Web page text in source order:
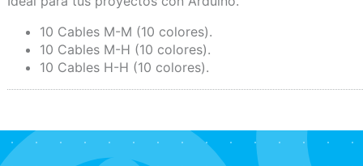
10 Cables M-M (10 colores).
10 Cables M-H (10 colores).
10 Cables H-H (10 colores).